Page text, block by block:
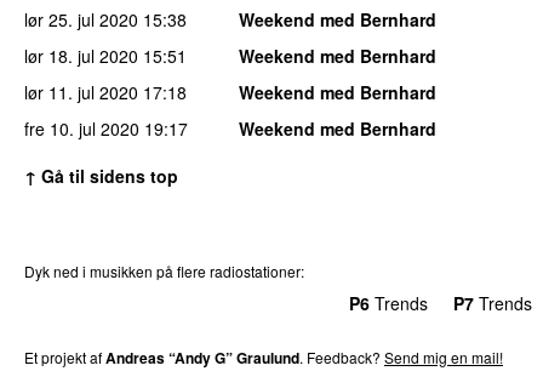
lør 25. jul 2020 15:38
Weekend med Bernhard
lør 18. jul 2020 15:51
Weekend med Bernhard
lør 11. jul 2020 17:18
Weekend med Bernhard
fre 10. jul 2020 19:17
Weekend med Bernhard
↑ Gå til sidens top
Dyk ned i musikken på flere radiostationer:
P6 Trends P7 Trends
Et projekt afAndreas “Andy G” Graulund. Feedback? Send mig en mail!